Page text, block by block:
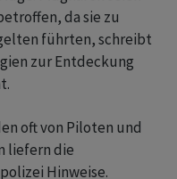
da sie zu
führten, schreibt
zur Entdeckung
oft von Piloten und
liefern die
Hinweise.